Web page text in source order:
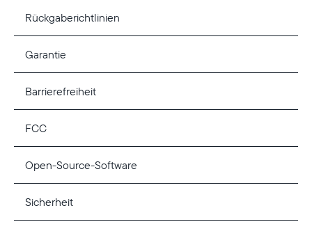
Rückgaberichtlinien
Garantie
Barrierefreiheit
FCC
Open-Source-Software
Sicherheit